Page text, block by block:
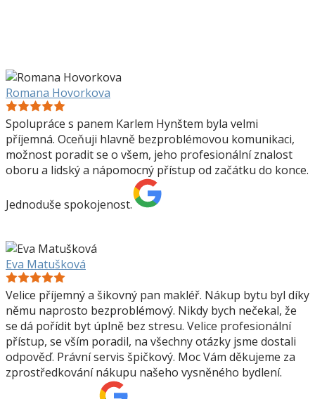
Romana Hovorkova
Spolupráce s panem Karlem Hynštem byla velmi
příjemná. Oceňuji hlavně bezproblémovou komunikaci,
možnost poradit se o všem, jeho profesionální znalost
oboru a lidský a nápomocný přístup od začátku do konce.
Jednoduše spokojenost.
Eva Matušková
Velice příjemný a šikovný pan makléř. Nákup bytu byl díky
němu naprosto bezproblémový. Nikdy bych nečekal, že
se dá pořídit byt úplně bez stresu. Velice profesionální
přístup, se vším poradil, na všechny otázky jsme dostali
odpověď. Právní servis špičkový. Moc Vám děkujeme za
zprostředkování nákupu našeho vysněného bydlení.